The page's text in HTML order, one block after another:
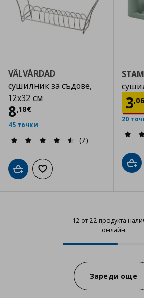
VÄLVÅRDAD
сушилник за съдове,
12x32 см
8,18€
Цена
45 точки
(7)
Добави в кошницата
Добави към списъка с любими
3,06
20
12 от 22 продукта
онлайн
12 от 22
Progress:
Зареди още